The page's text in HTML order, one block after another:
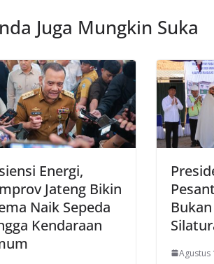
Juga Mungkin Suka
Energi,
Jateng Bikin
Naik Sepeda
Kendaraan
Agustus